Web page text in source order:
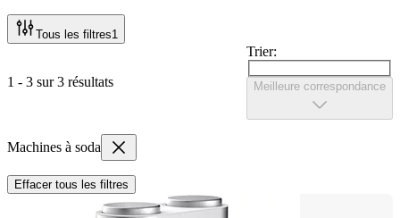
Tous les filtres1
1 - 3 sur 3 résultats
Trier:
Meilleure correspondance
Machines à soda
Effacer tous les filtres